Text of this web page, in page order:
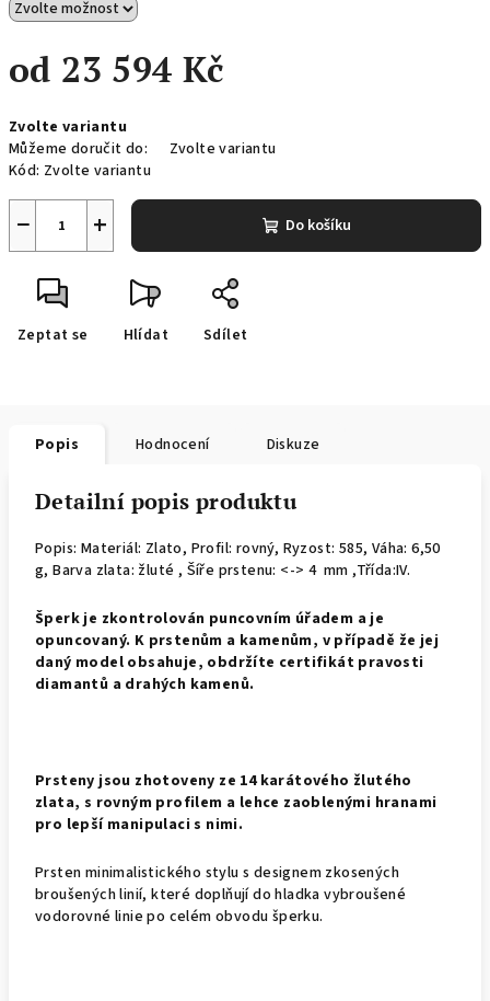
od 23 594 Kč
cena:
Zvolte variantu
Můžeme doručit do:
Zvolte variantu
Kód: Zvolte variantu
+
− Do košíku
Zeptat se Hlídat Sdílet
Popis Hodnocení Diskuze
Detailní popis produktu
Popis: Materiál: Zlato, Profil: rovný, Ryzost: 585, Váha: 6,50
g, Barva zlata: žluté , Šíře prstenu: <-> 4 mm ,Třída:IV.
Šperk je zkontrolován puncovním úřadem a je
opuncovaný. K prstenům a kamenům, v případě že jej
daný model obsahuje, obdržíte certifikát pravosti
diamantů a drahých kamenů.
Prsteny jsou zhotoveny ze 14 karátového žlutého
zlata, s rovným profilem a lehce zaoblenými hranami
pro lepší manipulaci s nimi.
Prsten minimalistického stylu s designem zkosených
broušených linií, které doplňují do hladka vybroušené
vodorovné linie po celém obvodu šperku.